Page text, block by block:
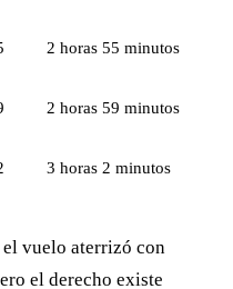
2 horas 55 minutos
2 horas 59 minutos
3 horas 2 minutos
el vuelo aterrizó con
el derecho existe